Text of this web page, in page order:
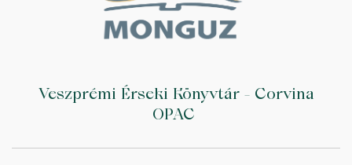
Veszprémi Érseki Könyvtár - Corvina
OPAC